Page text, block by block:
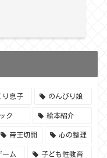
り息子 のんびり娘
ク 絵本紹介
帝王切開 心の整理
ーム 子ども性教育